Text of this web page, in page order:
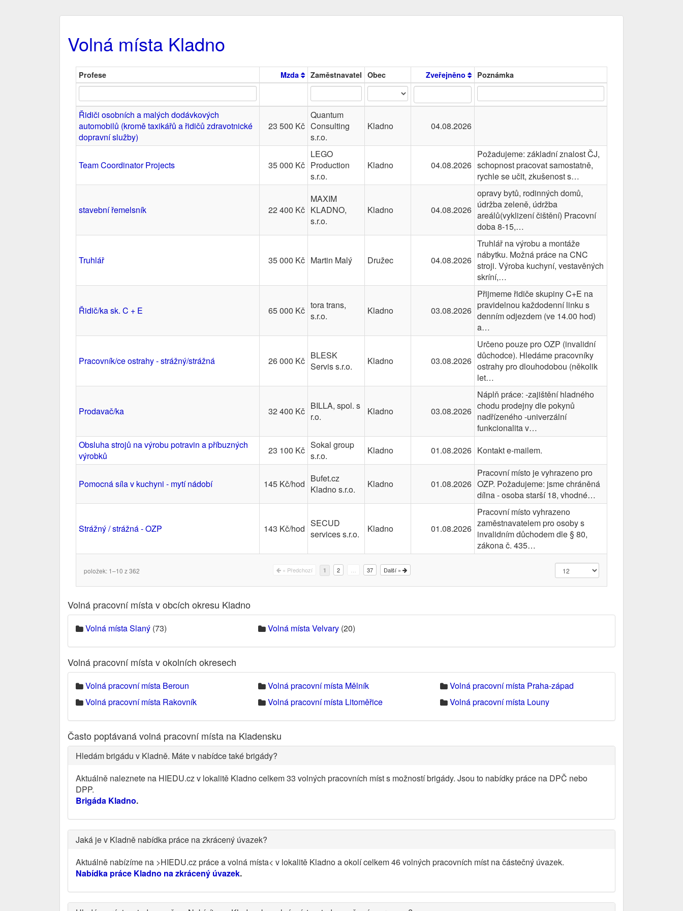
Volná místa Kladno
Profese Mzda Zaměstnavatel Obec Zveřejněno Poznámka
Řidiči osobních a malých dodávkových
automobilů (kromě taxikářů a řidičů zdravotnické
dopravní služby)
23 500 Kč
Quantum
Consulting
s.r.o.
Kladno 04.08.2026
Team Coordinator Projects 35 000 Kč
LEGO
Production
s.r.o.
Kladno 04.08.2026
Požadujeme: základní znalost ČJ,
schopnost pracovat samostatně,
rychle se učit, zkušenost s…
stavební řemelsník 22 400 Kč
MAXIM
KLADNO,
s.r.o.
Kladno 04.08.2026
opravy bytů, rodinných domů,
údržba zeleně, údržba
areálů(vyklizení čištění) Pracovní
doba 8-15,…
Truhlář 35 000 Kč Martin Malý Družec 04.08.2026
Truhlář na výrobu a montáže
nábytku. Možná práce na CNC
stroji. Výroba kuchyní, vestavěných
skríní,…
Řidič/ka sk. C + E 65 000 Kč tora trans,
s.r.o.
Kladno 03.08.2026
Přijmeme řidiče skupiny C+E na
pravidelnou každodenní linku s
denním odjezdem (ve 14.00 hod)
a…
Pracovník/ce ostrahy - strážný/strážná 26 000 Kč BLESK
Servis s.r.o.
Kladno 03.08.2026
Určeno pouze pro OZP (invalidní
důchodce). Hledáme pracovníky
ostrahy pro dlouhodobou (několik
let…
Prodavač/ka 32 400 Kč BILLA, spol. s
r.o.
Kladno 03.08.2026
Náplň práce: -zajištění hladného
chodu prodejny dle pokynů
nadřízeného -univerzální
funkcionalita v…
Obsluha strojů na výrobu potravin a příbuzných
výrobků
23 100 Kč Sokal group
s.r.o.
Kladno 01.08.2026 Kontakt e-mailem.
Pomocná síla v kuchyni - mytí nádobí 145 Kč/hod Bufet.cz
Kladno s.r.o.
Kladno 01.08.2026
Pracovní místo je vyhrazeno pro
OZP. Požadujeme: jsme chráněná
dílna - osoba starší 18, vhodné…
Strážný / strážná - OZP 143 Kč/hod SECUD
services s.r.o.
Kladno 01.08.2026
Pracovní místo vyhrazeno
zaměstnavatelem pro osoby s
invalidním důchodem dle § 80,
zákona č. 435…
položek: 1–10 z 362 « Předchozí 1 2 37 Další »
Volná pracovní místa v obcích okresu Kladno
Volná místa Slaný (73) Volná místa Velvary(20)
Volná pracovní místa v okolních okresech
Volná pracovní místa Beroun Volná pracovní místa Mělník
Volná pracovní místa Praha-západ
Volná pracovní místa Rakovník
Volná pracovní místa Litoměřice Volná pracovní místa Louny
Často poptávaná volná pracovní místa na Kladensku
Hledám brigádu v Kladně. Máte v nabídce také brigády?
Aktuálně naleznete na HIEDU.cz v lokalitě Kladno celkem 33 volných pracovních míst s možností brigády. Jsou to nabídky práce na DPČ nebo
DPP.
Brigáda Kladno.
Jaká je v Kladně nabídka práce na zkrácený úvazek?
Aktuálně nabízíme na >HIEDU.cz práce a volná místa< v lokalitě Kladno a okolí celkem 46 volných pracovních míst na částečný úvazek.
Nabídka práce Kladno na zkrácený úvazek.